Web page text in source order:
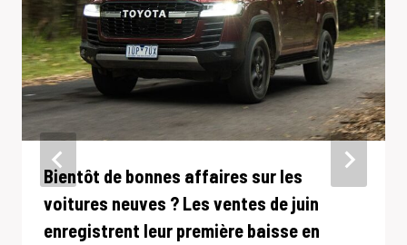
Bientôt de bonnes affaires sur les
voitures neuves ? Les ventes de juin
enregistrent leur première baisse en